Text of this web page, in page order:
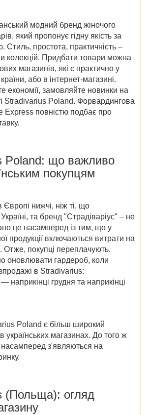
модний бренд жіночого
який пропонує гідну якість за
Стиль, простота, практичність –
колекцій. Придбати товари можна
магазинів, які є практично у
або в інтернет-магазині.
економії, замовляйте новинки на
Stradivarius Poland. Форвардингова
Express повністю подбає про
Poland: що важливо
покупцям
Європі нижчі, ніж ті, що
та бренд "Страдіваріус" – не
це насамперед із тим, що у
продукції включаються витрати на
Отже, покупці переплачують.
оновлювати гардероб, коли
в Stradivarius:
наприкінці грудня та наприкінці
Poland є більш широкий
українських магазинах. До того ж
насамперед з'являються на
(Польща): огляд